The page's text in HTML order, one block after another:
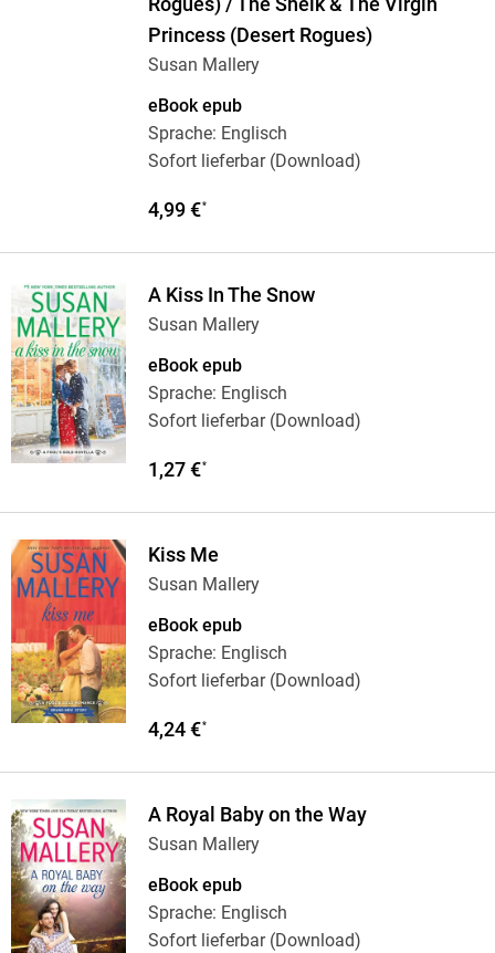
Rogues) / The Sheik & The Virgin
Princess (Desert Rogues)
Susan Mallery
eBook epub
Sprache: Englisch
Sofort lieferbar (Download)
4,99 €*
A Kiss In The Snow
Susan Mallery
eBook epub
Sprache: Englisch
Sofort lieferbar (Download)
1,27 €*
Kiss Me
Susan Mallery
eBook epub
Sprache: Englisch
Sofort lieferbar (Download)
4,24 €*
A Royal Baby on the Way
Susan Mallery
eBook epub
Sprache: Englisch
Sofort lieferbar (Download)